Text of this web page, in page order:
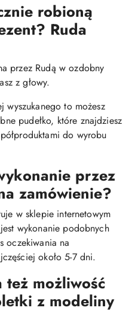
robioną
Ruda
przez Rudą w ozdobny
z głowy.
wyszukanego to możesz
pudełko, które znajdziesz
do wyrobu
przez
zamówienie?
w sklepie internetowym
wykonanie podobnych
oczekiwania na
około 5-7 dni.
też możliwość
z modeliny